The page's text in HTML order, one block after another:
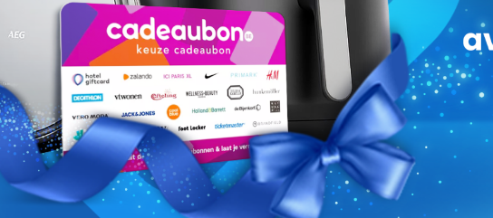
Afficher le sous-menu pour la catégorie Maison et bien-être
Afficher le sous-menu pour la catégorie Repas et art de la table
Afficher le sous-menu pour la catégorie Jouets
Afficher le sous-menu pour la catégorie Vêtements
Afficher le sous-menu pour la catégorie Durable
Afficher le sous-menu pour la catégorie Inspiration